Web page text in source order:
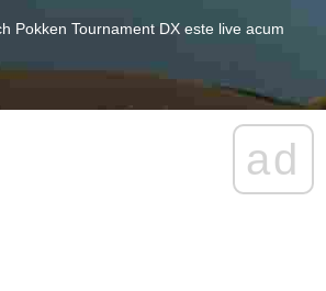
Pokken Tournament DX este live acum
ad